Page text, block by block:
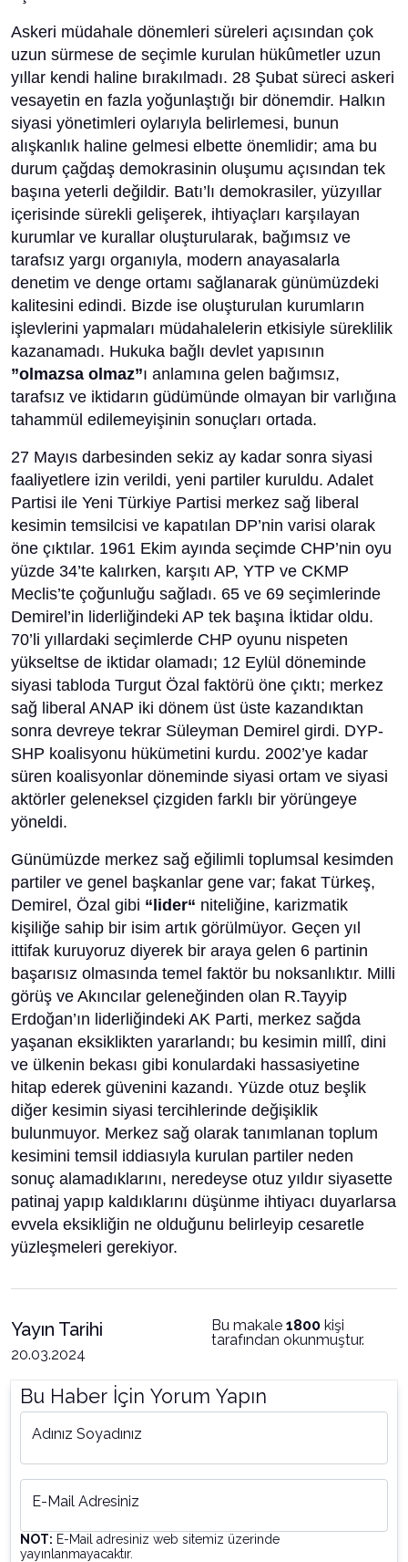
Askeri müdahale dönemleri süreleri açısından çok
uzun sürmese de seçimle kurulan hükûmetler uzun
yıllar kendi haline bırakılmadı. 28 Şubat süreci askeri
vesayetin en fazla yoğunlaştığı bir dönemdir. Halkın
siyasi yönetimleri oylarıyla belirlemesi, bunun
alışkanlık haline gelmesi elbette önemlidir; ama bu
durum çağdaş demokrasinin oluşumu açısından tek
başına yeterli değildir. Batı’lı demokrasiler, yüzyıllar
içerisinde sürekli gelişerek, ihtiyaçları karşılayan
kurumlar ve kurallar oluşturularak, bağımsız ve
tarafsız yargı organıyla, modern anayasalarla
denetim ve denge ortamı sağlanarak günümüzdeki
kalitesini edindi. Bizde ise oluşturulan kurumların
işlevlerini yapmaları müdahalelerin etkisiyle süreklilik
kazanamadı. Hukuka bağlı devlet yapısının
”olmazsa olmaz”ı anlamına gelen bağımsız,
tarafsız ve iktidarın güdümünde olmayan bir varlığına
tahammül edilemeyişinin sonuçları ortada.
27 Mayıs darbesinden sekiz ay kadar sonra siyasi
faaliyetlere izin verildi, yeni partiler kuruldu. Adalet
Partisi ile Yeni Türkiye Partisi merkez sağ liberal
kesimin temsilcisi ve kapatılan DP’nin varisi olarak
öne çıktılar. 1961 Ekim ayında seçimde CHP’nin oyu
yüzde 34’te kalırken, karşıtı AP, YTP ve CKMP
Meclis’te çoğunluğu sağladı. 65 ve 69 seçimlerinde
Demirel’in liderliğindeki AP tek başına İktidar oldu.
70’li yıllardaki seçimlerde CHP oyunu nispeten
yükseltse de iktidar olamadı; 12 Eylül döneminde
siyasi tabloda Turgut Özal faktörü öne çıktı; merkez
sağ liberal ANAP iki dönem üst üste kazandıktan
sonra devreye tekrar Süleyman Demirel girdi. DYP-
SHP koalisyonu hükümetini kurdu. 2002’ye kadar
süren koalisyonlar döneminde siyasi ortam ve siyasi
aktörler geleneksel çizgiden farklı bir yörüngeye
yöneldi.
Günümüzde merkez sağ eğilimli toplumsal kesimden
partiler ve genel başkanlar gene var; fakat Türkeş,
Demirel, Özal gibi “lider“ niteliğine, karizmatik
kişiliğe sahip bir isim artık görülmüyor. Geçen yıl
ittifak kuruyoruz diyerek bir araya gelen 6 partinin
başarısız olmasında temel faktör bu noksanlıktır. Milli
görüş ve Akıncılar geleneğinden olan R.Tayyip
Erdoğan’ın liderliğindeki AK Parti, merkez sağda
yaşanan eksiklikten yararlandı; bu kesimin millî, dini
ve ülkenin bekası gibi konulardaki hassasiyetine
hitap ederek güvenini kazandı. Yüzde otuz beşlik
diğer kesimin siyasi tercihlerinde değişiklik
bulunmuyor. Merkez sağ olarak tanımlanan toplum
kesimini temsil iddiasıyla kurulan partiler neden
sonuç alamadıklarını, neredeyse otuz yıldır siyasette
patinaj yapıp kaldıklarını düşünme ihtiyacı duyarlarsa
evvela eksikliğin ne olduğunu belirleyip cesaretle
yüzleşmeleri gerekiyor.
Yayın Tarihi
20.03.2024
Bu makale 1800 kişi
tarafından okunmuştur.
Bu Haber İçin Yorum Yapın
Adınız Soyadınız
E-Mail Adresiniz
NOT: E-Mail adresiniz web sitemiz üzerinde
yayınlanmayacaktır.